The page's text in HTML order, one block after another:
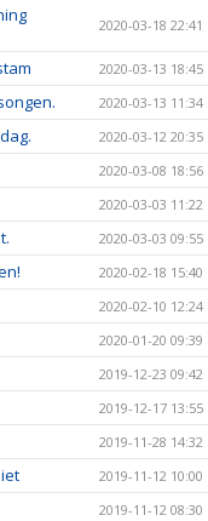
2020-03-18 22:41
2020-03-13 18:45
2020-03-13 11:34
2020-03-12 20:35
2020-03-08 18:56
2020-03-03 11:22
2020-03-03 09:55
2020-02-18 15:40
2020-02-10 12:24
2020-01-20 09:39
2019-12-23 09:42
2019-12-17 13:55
2019-11-28 14:32
2019-11-12 10:00
2019-11-12 08:30